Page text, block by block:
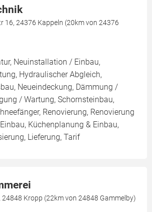
16, 24376 Kappeln (20km von 24376
Neuinstallation / Einbau,
Hydraulischer Abgleich,
Neueindeckung, Dämmung /
/ Wartung, Schornsteinbau,
Renovierung, Renovierung
Küchenplanung & Einbau,
Lieferung, Tarif
Kropp (22km von 24848 Gammelby)